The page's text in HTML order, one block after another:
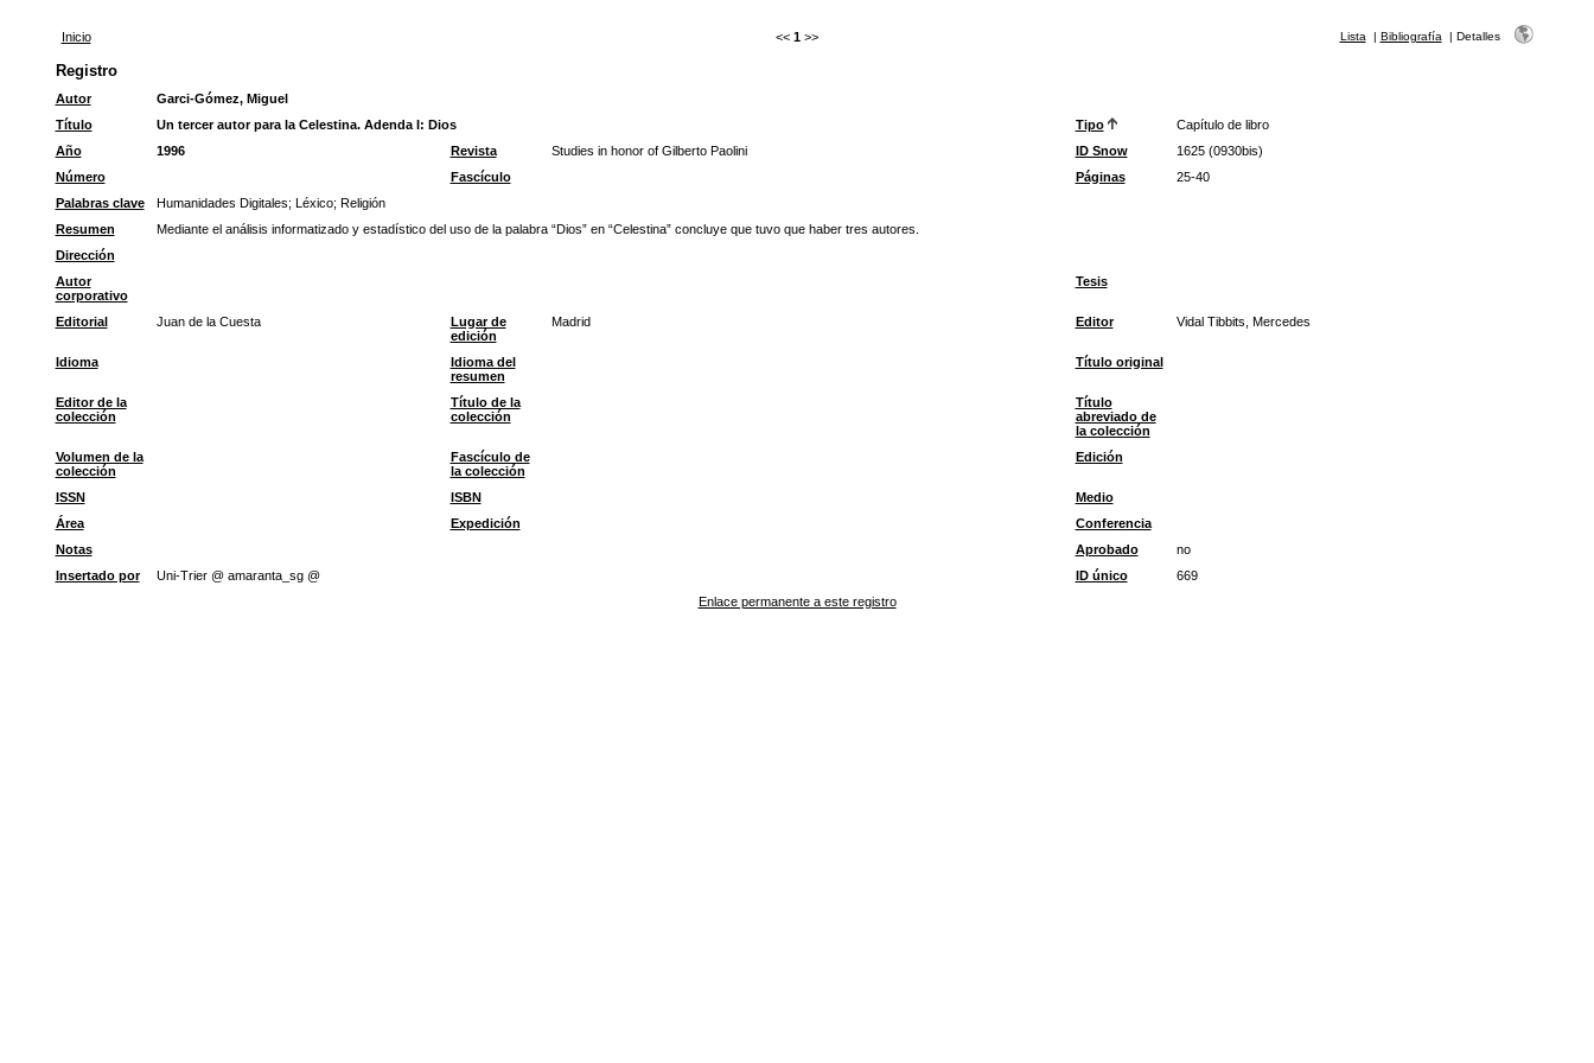
Inicio << 1 >> Lista | Bibliografía | Detalles
Registro
Autor
Garci-Gómez, Miguel
Título
Un tercer autor para la Celestina. Adenda I: Dios Tipo
Capítulo de libro
Año
1996 Revista Studies in honor of Gilberto Paolini ID Snow
1625 (0930bis)
Número
Fascículo Páginas
25-40
Palabras clave
Humanidades Digitales; Léxico; Religión
Resumen
Mediante el análisis informatizado y estadístico del uso de la palabra “Dios” en “Celestina” concluye que tuvo que haber tres autores.
Dirección
Autor
corporativo
Tesis
Editorial Juan de la Cuesta
Lugar de
edición
Madrid Editor Vidal Tibbits, Mercedes
Idioma
Idioma del
resumen
Título original
Editor de la
colección
Título de la
colección
Título
abreviado de
la colección
Volumen de la
colección
Fascículo de
la colección
Edición
ISSN ISBN
Medio
Área
Expedición
Conferencia
Notas
Aprobado
no
Insertado por
Uni-Trier @ amaranta_sg @ ID único
669
Enlace permanente a este registro